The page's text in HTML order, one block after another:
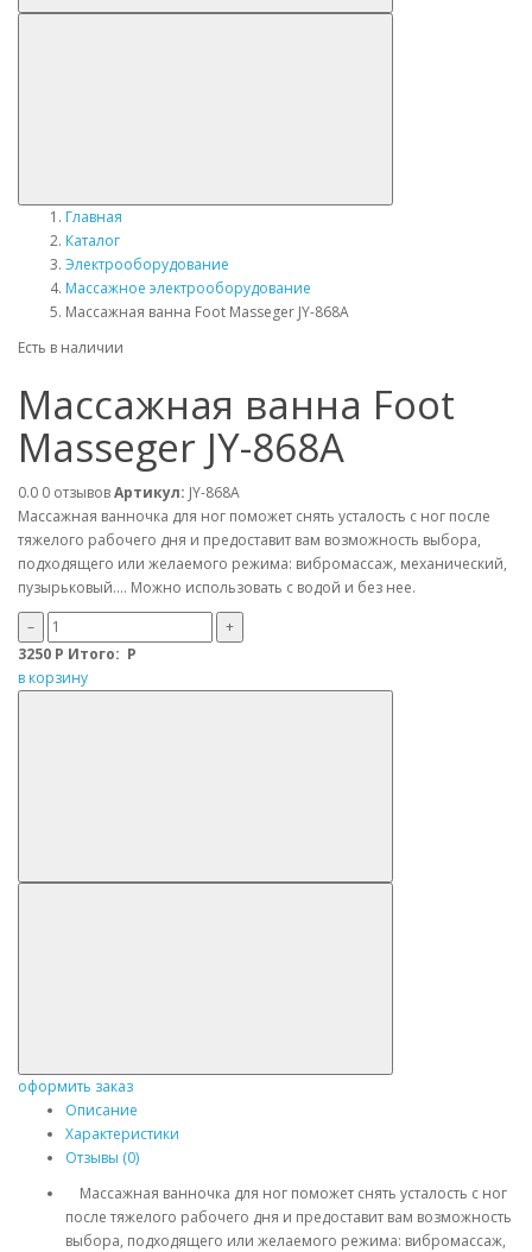
Главная
Каталог
Электрооборудование
Массажное электрооборудование
Массажная ванна Foot Masseger JY-868A
Есть в наличии
Массажная ванна Foot
Masseger JY-868A
0.0 0 отзывовАртикул: JY-868A
Массажная ванночка для ног поможет снять усталость с ног после
тяжелого рабочего дня и предоставит вам возможность выбора,
подходящего или желаемого режима: вибромассаж, механический,
пузырьковый…. Можно использовать с водой и без нее.
–
+
3250 Р Итого: Р
в корзину
оформить заказ
Описание
Характеристики
Отзывы (0)
Массажная ванночка для ног поможет снять усталость с ног
после тяжелого рабочего дня и предоставит вам возможность
выбора, подходящего или желаемого режима: вибромассаж,